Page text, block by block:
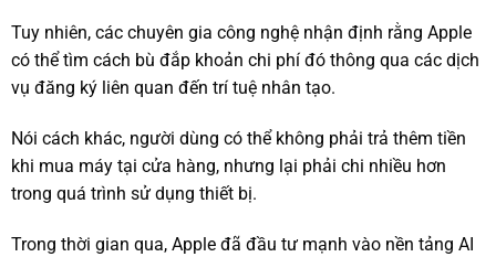
Tuy nhiên, các chuyên gia công nghệ nhận định rằng Apple
có thể tìm cách bù đắp khoản chi phí đó thông qua các dịch
vụ đăng ký liên quan đến trí tuệ nhân tạo.
Nói cách khác, người dùng có thể không phải trả thêm tiền
khi mua máy tại cửa hàng, nhưng lại phải chi nhiều hơn
trong quá trình sử dụng thiết bị.
Trong thời gian qua, Apple đã đầu tư mạnh vào nền tảng AI